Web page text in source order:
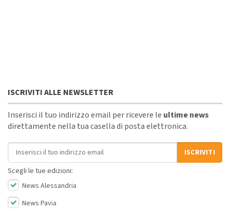
ISCRIVITI ALLE NEWSLETTER
Inserisci il tuo indirizzo email per ricevere le ultime news
direttamente nella tua casella di posta elettronica.
Indirizzo email
ISCRIVITI
Scegli le tue edizioni:
News Alessandria
News Pavia